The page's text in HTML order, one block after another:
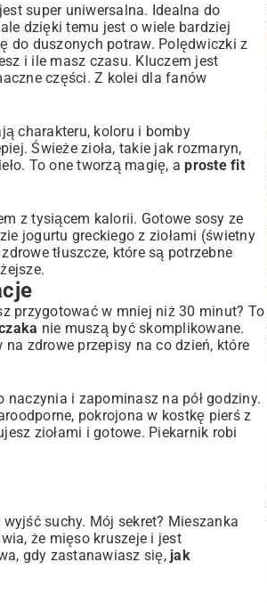
super uniwersalna. Idealna do
dzięki temu jest o wiele bardziej
do duszonych potraw. Polędwiczki z
i ile masz czasu. Kluczem jest
części. Z kolei dla fanów
charakteru, koloru i bomby
Świeże zioła, takie jak rozmaryn,
To one tworzą magię, aproste fit
z tysiącem kalorii. Gotowe sosy ze
jogurtu greckiego z ziołami (świetny
tłuszcze, które są potrzebne
przygotować w mniej niż 30 minut? To
nie muszą być skomplikowane.
na zdrowe przepisy na co dzień, które
i zapominasz na pół godziny.
pokrojona w kostkę pierś z
ziołami i gotowe. Piekarnik robi
suchy. Mój sekret? Mieszanka
że mięso kruszeje i jest
gdy zastanawiasz się, jak